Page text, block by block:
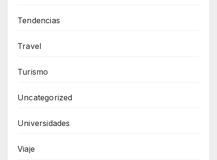
Tendencias
Travel
Turismo
Uncategorized
Universidades
Viaje